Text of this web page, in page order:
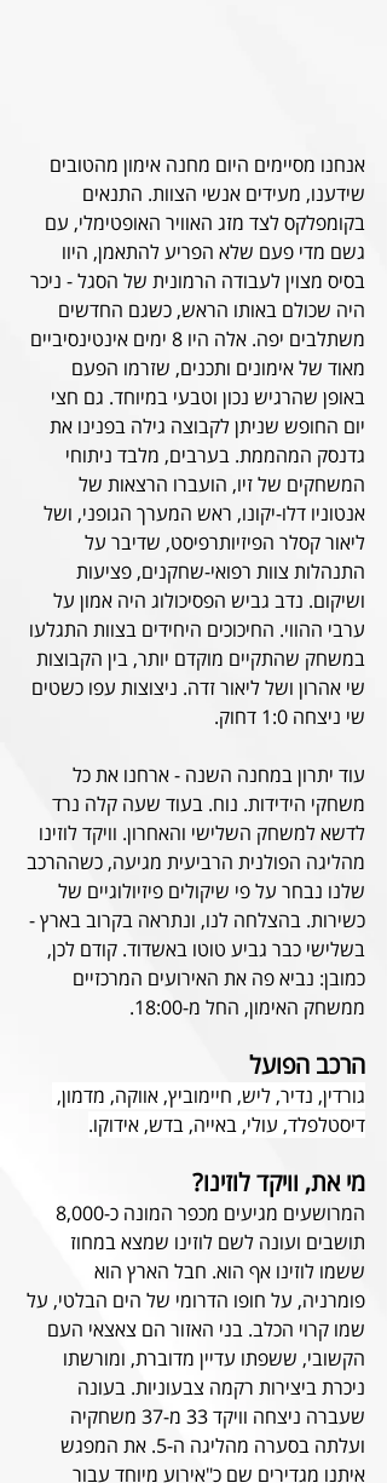
אנחנו מסיימים היום מחנה אימון מהטובים
שידענו, מעידים אנשי הצוות. התנאים
בקומפלקס לצד מזג האוויר האופטימלי, עם
גשם מדי פעם שלא הפריע להתאמן, היוו
בסיס מצוין לעבודה הרמונית של הסגל - ניכר
היה שכולם באותו הראש, כשגם החדשים
משתלבים יפה. אלה היו 8 ימים אינטינסיביים
מאוד של אימונים ותכנים, שזרמו הפעם
באופן שהרגיש נכון וטבעי במיוחד. גם חצי
יום החופש שניתן לקבוצה גילה בפנינו את
גדנסק המהממת. בערבים, מלבד ניתוחי
המשחקים של זיו, הועברו הרצאות של
אנטוניו דלו-יקונו, ראש המערך הגופני, ושל
ליאור קסלר הפיזיותרפיסט, שדיבר על
התנהלות צוות רפואי-שחקנים, פציעות
ושיקום. נדב גביש הפסיכולוג היה אמון על
ערבי ההווי. החיכוכים היחידים בצוות התגלעו
במשחק שהתקיים מוקדם יותר, בין הקבוצות
שי אהרון ושל ליאור זדה. ניצוצות עפו כשטים
שי ניצחה 1:0 דחוק.
עוד יתרון במחנה השנה - ארחנו את כל
משחקי הידידות. נוח. בעוד שעה קלה נרד
לדשא למשחק השלישי והאחרון. וויקד לוזינו
מהליגה הפולנית הרביעית מגיעה, כשההרכב
שלנו נבחר על פי שיקולים פיזיולוגיים של
כשירות. בהצלחה לנו, ונתראה בקרוב בארץ -
בשלישי כבר גביע טוטו באשדוד. קודם לכן,
כמובן: נביא פה את האירועים המרכזיים
ממשחק האימון, החל מ-18:00.
הרכב הפועל
גורדין, נדיר, ליש, חיימוביץ, אווקה, מדמון,
דיסטלפלד, עולי, באייה, בדש, אידוקו.
מי את, וויקד לוזינו?
תושבים ועונה לשם לוזינו שמצא במחוז
ששמו לוזינו אף הוא. חבל הארץ הוא
פומרניה, על חופו הדרומי של הים הבלטי, על
שמו קרוי הכלב. בני האזור הם צאצאי העם
הקשובי, ששפתו עדיין מדוברת, ומורשתו
ניכרת ביצירות רקמה צבעוניות. בעונה
שעברה ניצחה וויקד 33 מ-37 משחקיה
ועלתה בסערה מהליגה ה-5. את המפגש
איתנו מגדירים שם כ"אירוע מיוחד עבור